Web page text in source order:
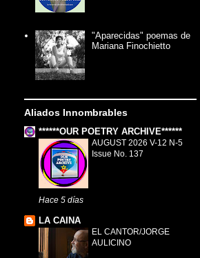
"Aparecidas" poemas de
Mariana Finochietto
Aliados Innombrables
******OUR POETRY ARCHIVE******
AUGUST 2026 V-12 N-5
Issue No. 137
Hace 5 días
LA CAINA
EL CANTOR/JORGE
AULICINO